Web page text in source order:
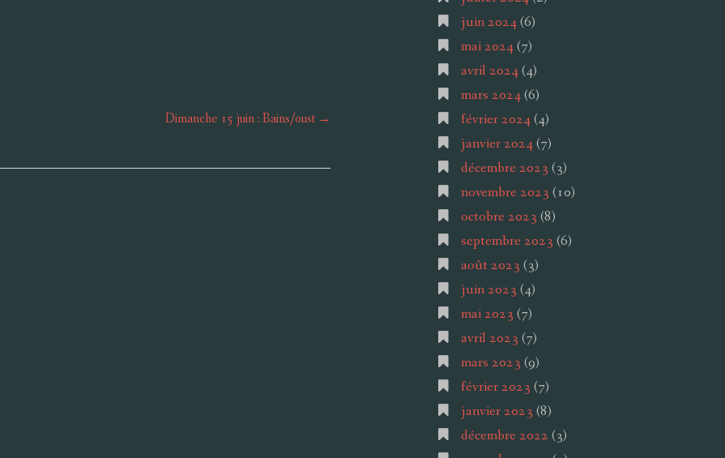
Dimanche 15 juin : Bains/oust →
juin 2024(6)
mai 2024(7)
avril 2024(4)
mars 2024(6)
février 2024(4)
janvier 2024(7)
décembre 2023 (3)
novembre 2023 (10)
octobre 2023 (8)
septembre 2023 (6)
août 2023 (3)
juin 2023 (4)
mai 2023 (7)
avril 2023 (7)
mars 2023 (9)
février 2023 (7)
janvier 2023 (8)
décembre 2022 (3)